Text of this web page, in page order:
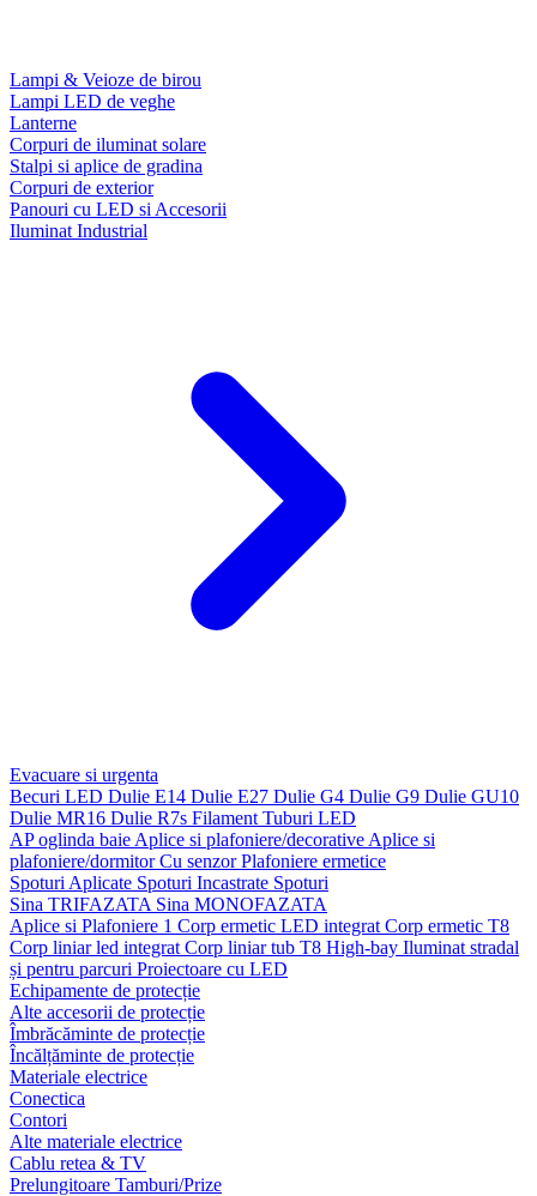
Lampi & Veioze de birou
Lampi LED de veghe
Lanterne
Corpuri de iluminat solare
Stalpi si aplice de gradina
Corpuri de exterior
Panouri cu LED si Accesorii
Iluminat Industrial
Evacuare si urgenta
Becuri LED Dulie E14 Dulie E27 Dulie G4 Dulie G9 Dulie GU10
Dulie MR16 Dulie R7s Filament Tuburi LED
AP oglinda baie Aplice si plafoniere/decorative Aplice si
plafoniere/dormitorCu senzorPlafoniere ermetice
Spoturi Aplicate Spoturi Incastrate Spoturi
Sina TRIFAZATA Sina MONOFAZATA
Aplice si Plafoniere 1 Corp ermetic LED integrat Corp ermetic T8
Corp liniar led integrat Corp liniar tub T8 High-bay Iluminat stradal
și pentru parcuri Proiectoare cu LED
Echipamente de protecție
Alte accesorii de protecție
Îmbrăcăminte de protecție
Încălțăminte de protecție
Materiale electrice
Conectica
Contori
Alte materiale electrice
Cablu retea & TV
Prelungitoare Tamburi/Prize